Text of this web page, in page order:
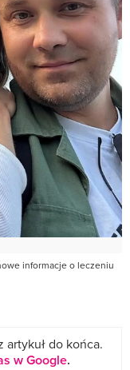
informacje o leczeniu
artykuł do końca.
w Google.